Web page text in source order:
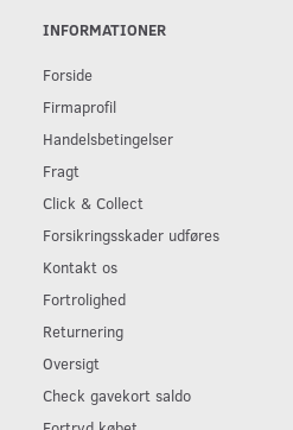
INFORMATIONER
Forside
Firmaprofil
Handelsbetingelser
Fragt
Click & Collect
Forsikringsskader udføres
Kontakt os
Fortrolighed
Returnering
Oversigt
Check gavekort saldo